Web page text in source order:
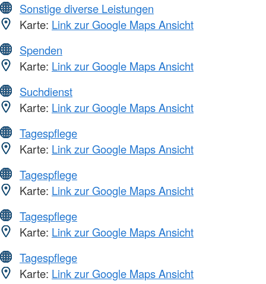
Sonstige diverse Leistungen
Karte: Link zur Google Maps Ansicht
Spenden
Karte: Link zur Google Maps Ansicht
Suchdienst
Karte: Link zur Google Maps Ansicht
Tagespflege
Karte: Link zur Google Maps Ansicht
Tagespflege
Karte: Link zur Google Maps Ansicht
Tagespflege
Karte: Link zur Google Maps Ansicht
Tagespflege
Karte: Link zur Google Maps Ansicht